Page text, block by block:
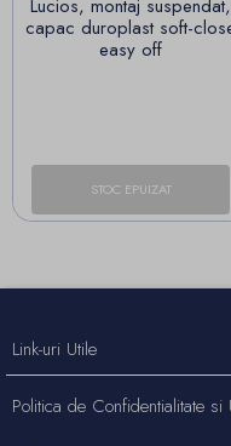
Lucios, montaj suspendat,
capac duroplast soft-
easy off
STOC EPUIZAT
Link-uri Utile
Politica de Confidentialitate si